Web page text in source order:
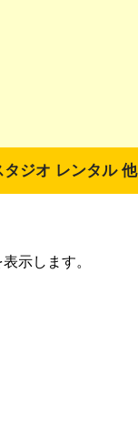
タジオ レンタル 他
示します。